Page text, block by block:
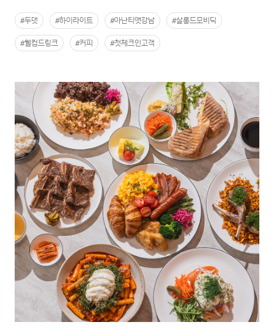
#두댓 #하이라이트 #아난티앳강남 #살롱드모비딕
#웰컴드링크 #커피 #첫체크인고객